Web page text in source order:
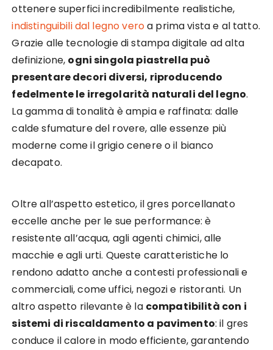
ottenere superfici incredibilmente realistiche,
indistinguibili dal legno veroa prima vista e al tatto.
Grazie alle tecnologie di stampa digitale ad alta
definizione, ogni singola piastrella può
presentare decori diversi, riproducendo
fedelmente le irregolarità naturali del legno.
La gamma di tonalità è ampia e raffinata: dalle
calde sfumature del rovere, alle essenze più
moderne come il grigio cenere o il bianco
decapato.
Oltre all’aspetto estetico, il gres porcellanato
eccelle anche per le sue performance: è
resistente all’acqua, agli agenti chimici, alle
macchie e agli urti. Queste caratteristiche lo
rendono adatto anche a contesti professionali e
commerciali, come uffici, negozi e ristoranti. Un
altro aspetto rilevante è la compatibilità con i
sistemi di riscaldamento a pavimento: il gres
conduce il calore in modo efficiente, garantendo